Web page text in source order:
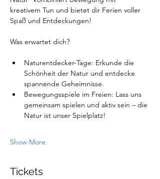
kreativem Tun und bietet dir Ferien voller
Spaß und Entdeckungen!
Was erwartet dich?
Naturentdecker-Tage: Erkunde die
Schönheit der Natur und entdecke
spannende Geheimnisse.
Bewegungsspiele im Freien: Lass uns
gemeinsam spielen und aktiv sein – die
Natur ist unser Spielplatz!
Show More
Tickets